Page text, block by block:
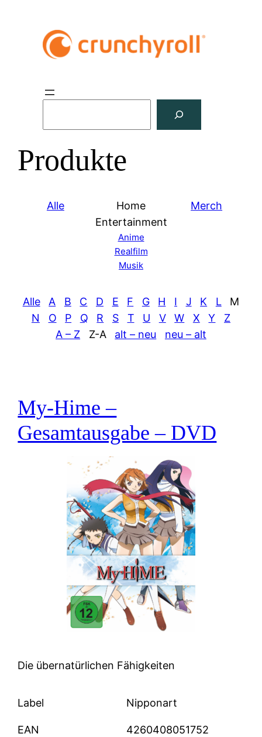
h
e
Produkte
Alle
Home
Entertainment
Anime
Realfilm
Musik
Merch
Alle A B C D E F G H I J K L
M
N
O P Q R S T U V W X Y
Z
A – Z
Z-A alt – neu neu – alt
My-Hime –
Gesamtausgabe – DVD
Die übernatürlichen Fähigkeiten
Label Nipponart
EAN 4260408051752